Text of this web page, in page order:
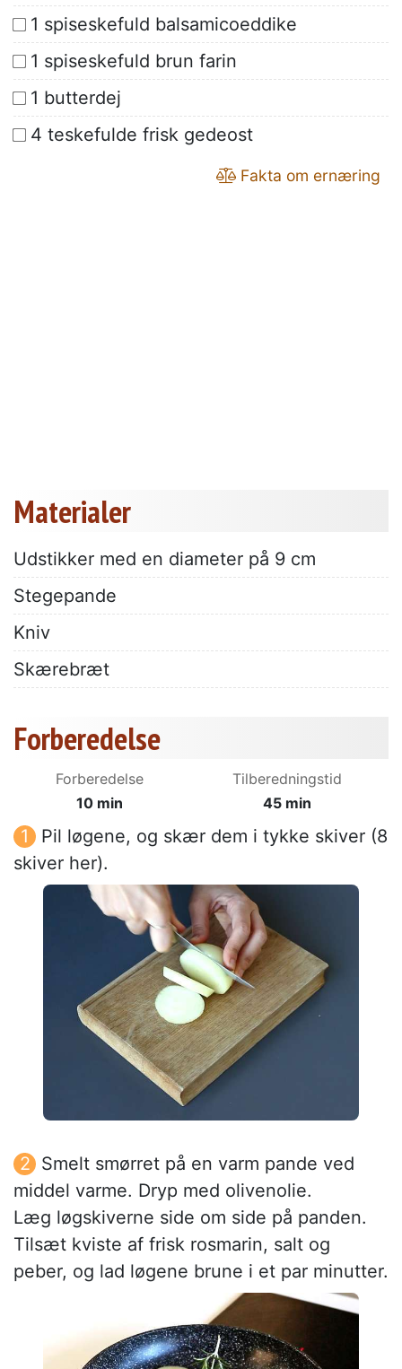
1 spiseskefuld balsamicoeddike
1 spiseskefuld brun farin
1 butterdej
4 teskefulde frisk gedeost
Fakta om ernæring
Materialer
Udstikker med en diameter på 9 cm
Stegepande
Kniv
Skærebræt
Forberedelse
Forberedelse
10 min
Tilberedningstid
45 min
Pil løgene, og skær dem i tykke skiver (8
skiver her).
Smelt smørret på en varm pande ved
middel varme. Dryp med olivenolie.
Læg løgskiverne side om side på panden.
Tilsæt kviste af frisk rosmarin, salt og
peber, og lad løgene brune i et par minutter.